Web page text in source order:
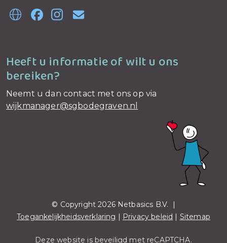
Heeft u informatie of wilt u ons
bereiken?
Neemt u dan contact met ons op via
wijkmanager@sgbodegraven.nl
© Copyright 2026 Netbasics B.V. |
Toegankelijkheidsverklaring
Privacy beleid Sitemap
Deze website is beveiligd met reCAPTCHA.